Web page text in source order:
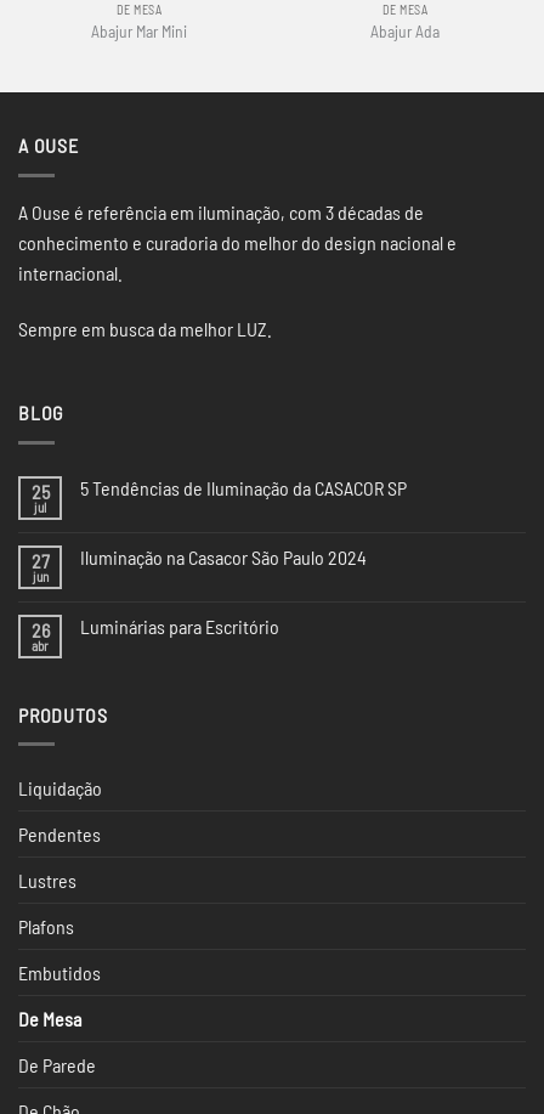
DE MESA
Abajur Mar Mini
DE MESA
Abajur Ada
A OUSE
A Ouse é referência em iluminação, com 3 décadas de
conhecimento e curadoria do melhor do design nacional e
internacional.
Sempre em busca da melhor LUZ.
BLOG
25
jul
5 Tendências de Iluminação da CASACOR SP
da
CASACOR
27
jun
Iluminação na Casacor São Paulo 2024
Iluminação
2024
26
abr
Luminárias para Escritório
para
PRODUTOS
Liquidação
Pendentes
Lustres
Plafons
Embutidos
De Mesa
De Parede